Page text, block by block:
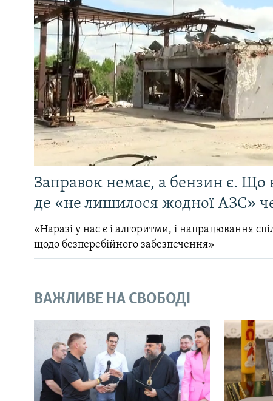
Заправок немає, а бензин є. Що
де «не лишилося жодної АЗС»
«Наразі у нас є і алгоритми, і напрацювання
щодо безперебійного забезпечення»
ВАЖЛИВЕ НА СВОБОДІ